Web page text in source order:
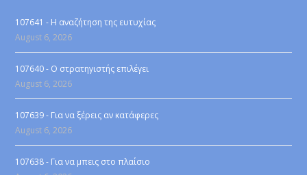
107641 - Η αναζήτηση της ευτυχίας
August 6, 2026
107640 - Ο στρατηγιστής επιλέγει
August 6, 2026
107639 - Για να ξέρεις αν κατάφερες
August 6, 2026
107638 - Για να μπεις στο πλαίσιο